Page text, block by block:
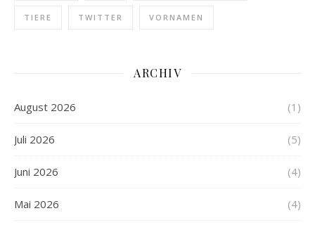
TIERE TWITTER VORNAMEN
ARCHIV
August 2026 (1)
Juli 2026 (5)
Juni 2026 (4)
Mai 2026 (4)